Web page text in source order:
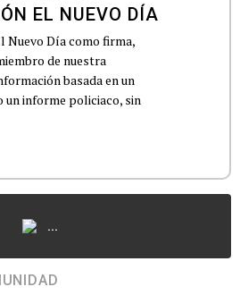
EL NUEVO DÍA
Nuevo Día como firma,
de nuestra
basada en un
un informe policiaco, sin
...